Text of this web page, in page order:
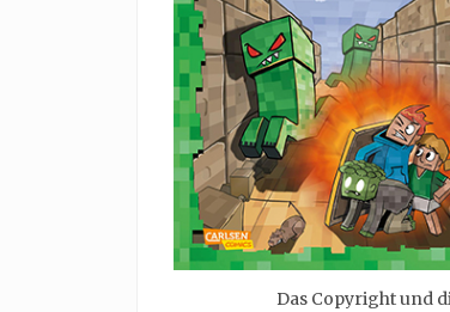
Das Copyright und